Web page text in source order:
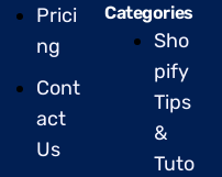
Prici
ng
Cont
act
Us
Categories
Sho
pify
Tips
&
Tuto